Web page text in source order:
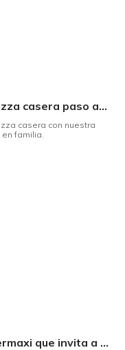
Cómo preparar una deliciosa pizza casera paso a paso
casera con nuestra
familia.
Inspirencers: Un proyecto Supermaxi que invita a ser parte del cambio.